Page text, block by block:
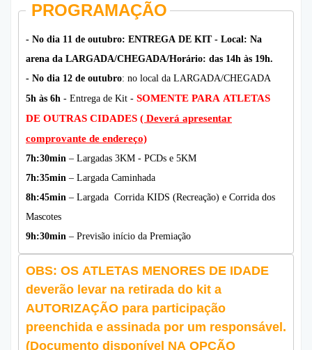
PROGRAMAÇÃO
- No dia 11 de outubro: ENTREGA DE KIT - Local: Na
arena da LARGADA/CHEGADA/Horário: das 14h às 19h.
- No dia 12 de outubro: no local da LARGADA/CHEGADA
5h às 6h - Entrega de Kit - SOMENTE PARA ATLETAS
DE OUTRAS CIDADES ( Deverá apresentar
comprovante de endereço)
7h:30min – Largadas 3KM - PCDs e 5KM
7h:35min – Largada Caminhada
8h:45min – Largada Corrida KIDS (Recreação) e Corrida dos
Mascotes
9h:30min – Previsão início da Premiação
OBS: OS ATLETAS MENORES DE IDADE
deverão levar na retirada do kit a
AUTORIZAÇÃO para participação
preenchida e assinada por um responsável.
(Documento disponível NA OPÇÃO